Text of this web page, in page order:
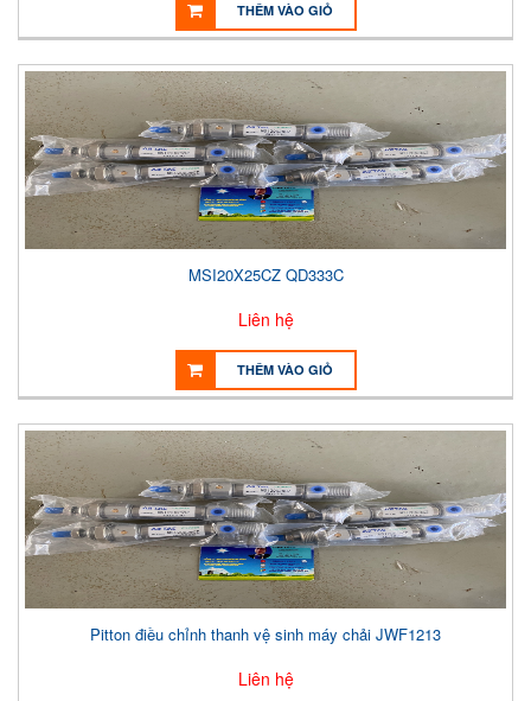
THÊM VÀO GIỎ
MSI20X25CZ QD333C
Liên hệ
THÊM VÀO GIỎ
Pitton điều chỉnh thanh vệ sinh máy chải JWF1213
Liên hệ